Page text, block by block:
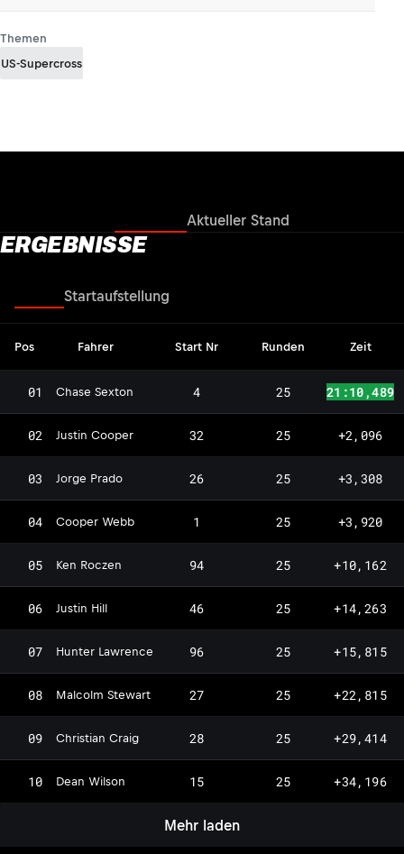
Themen
US-Supercross
Aktueller Stand
ERGEBNISSE
Startaufstellung
Pos Fahrer Start Nr Runden Zeit
01 Chase Sexton 4 25 21:10,489
02 Justin Cooper 32 25 +2,096
03 Jorge Prado 26 25 +3,308
04 Cooper Webb 1 25 +3,920
05 Ken Roczen 94 25 +10,162
06 Justin Hill 46 25 +14,263
07 Hunter Lawrence 96 25 +15,815
08 Malcolm Stewart 27 25 +22,815
09 Christian Craig 28 25 +29,414
10 Dean Wilson 15 25 +34,196
Mehr laden